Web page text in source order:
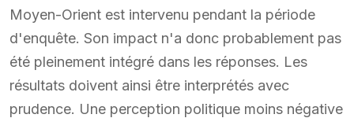
Moyen-Orient est intervenu pendant la période
d'enquête. Son impact n'a donc probablement pas
été pleinement intégré dans les réponses. Les
résultats doivent ainsi être interprétés avec
prudence. Une perception politique moins négative